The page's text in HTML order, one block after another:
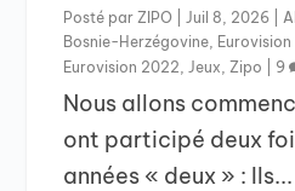
Posté parZIPO Juil 8, 2026
Bosnie-Herzégovine
Eurovision 2022
Jeux ,Zipo 9
Nous allons
ont participé deux
années « deux » : Ils...